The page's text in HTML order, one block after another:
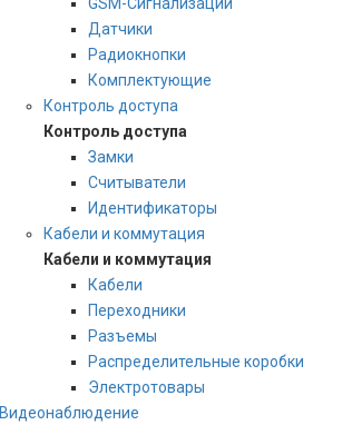
Датчики
Радиокнопки
Комплектующие
Контроль доступа
Контроль доступа
Замки
Считыватели
Идентификаторы
Кабели и коммутация
Кабели и коммутация
Кабели
Переходники
Разъемы
Распределительные коробки
Электротовары
Видеонаблюдение